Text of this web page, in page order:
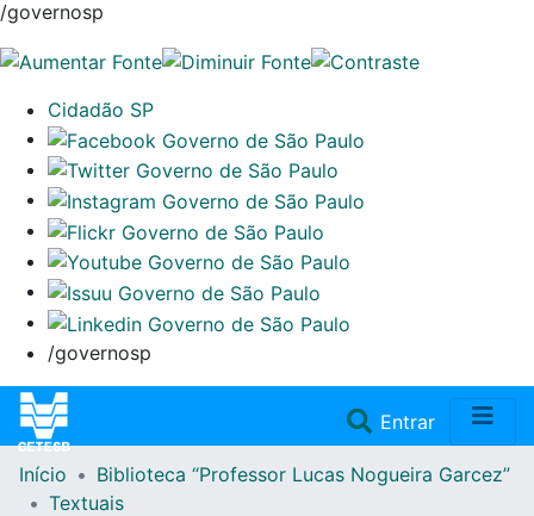
/governosp
Cidadão SP
/governosp
Entrar(current)
Home
Início
Biblioteca “Professor Lucas Nogueira Garcez”
Textuais